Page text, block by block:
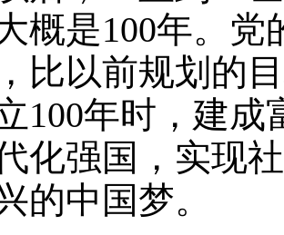
概是100年。党
比以前规划的
100年时，建成
化强国，实现
的中国梦。